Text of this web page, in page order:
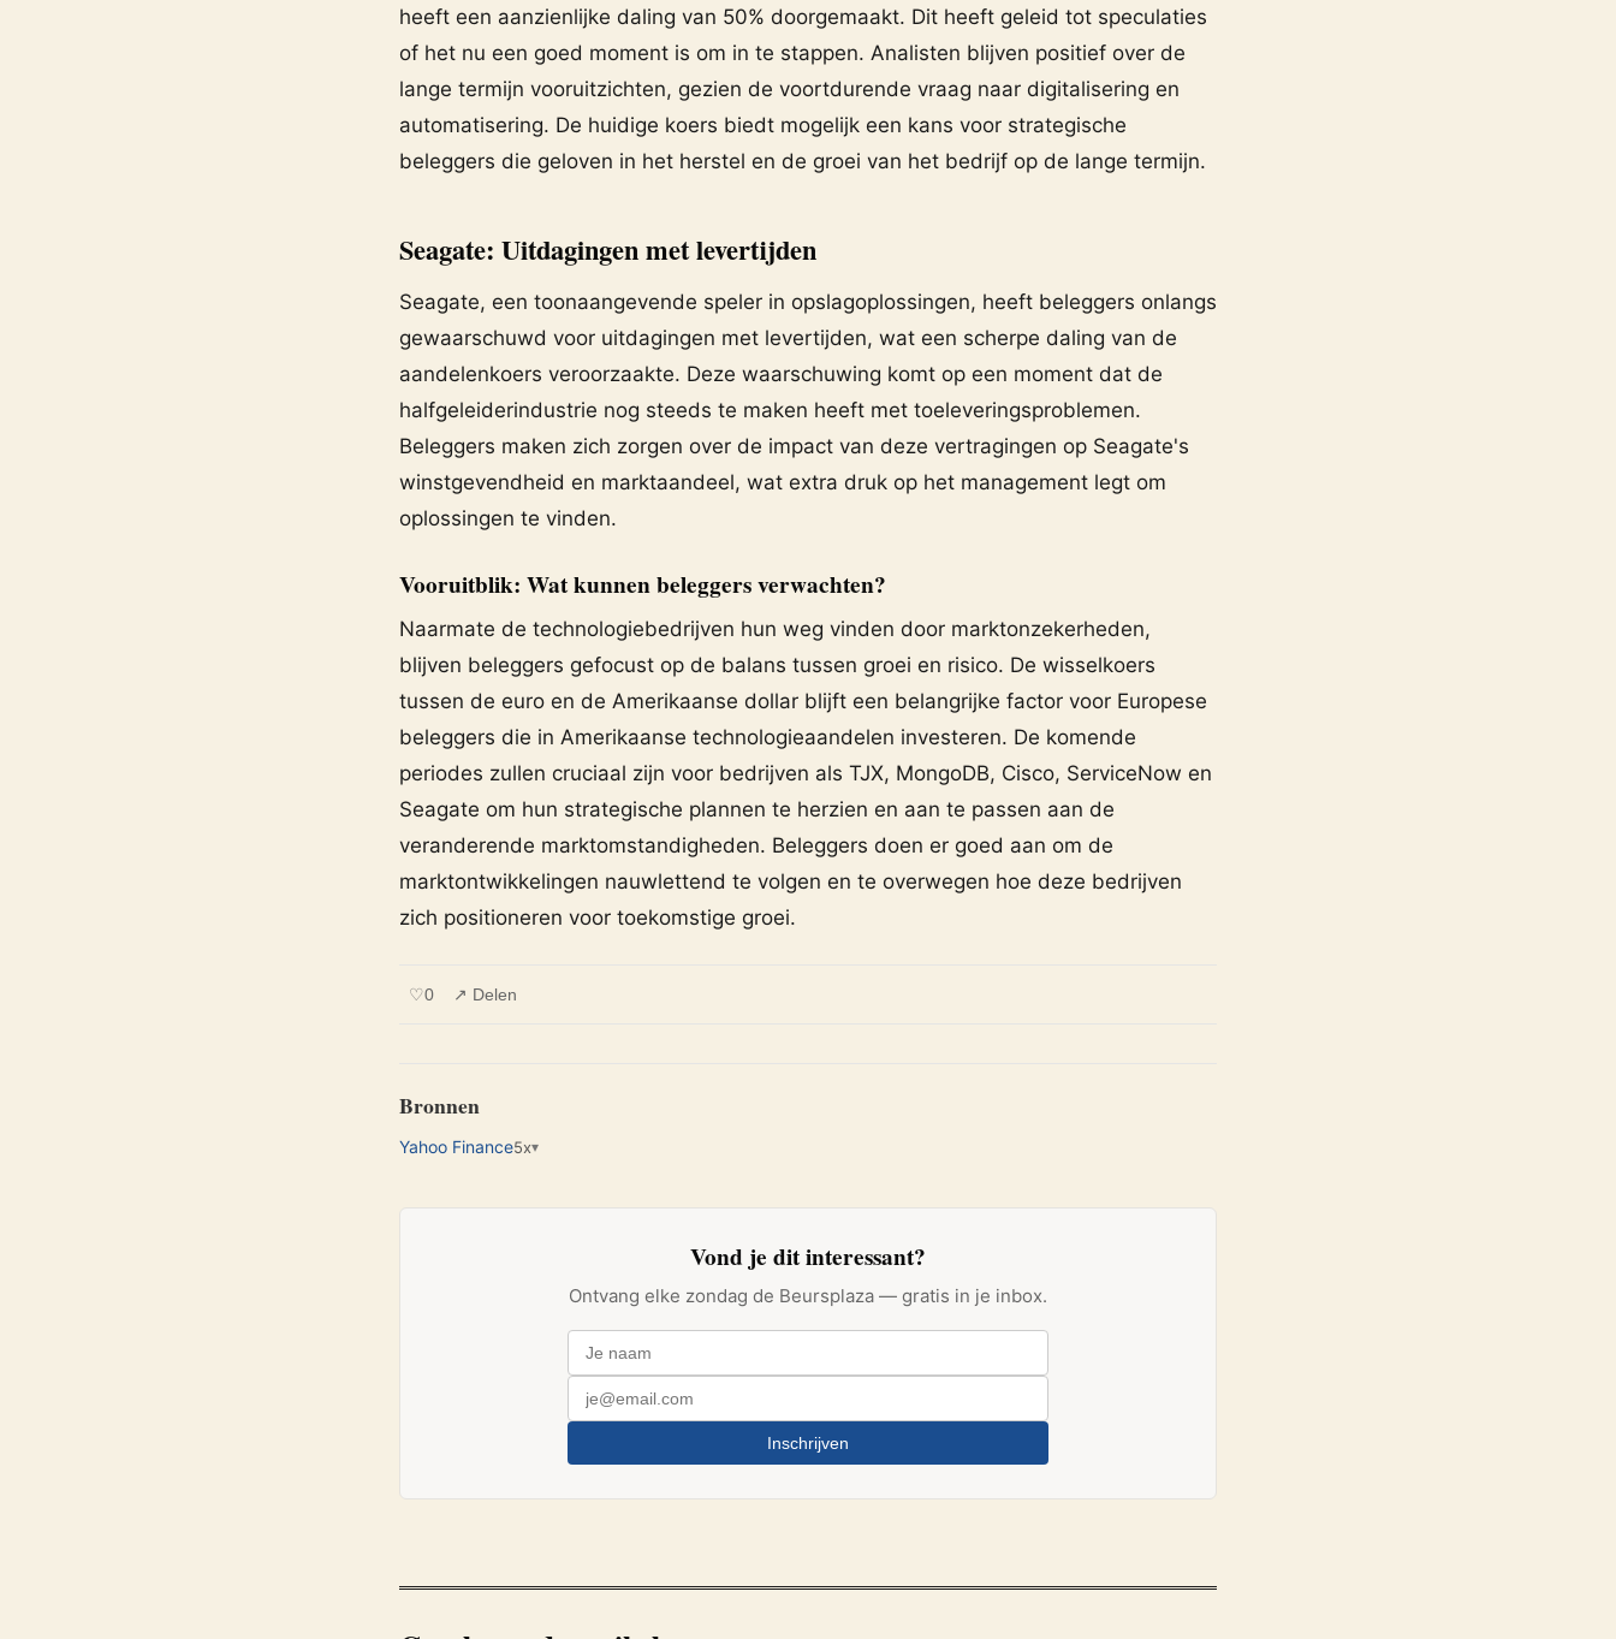
heeft een aanzienlijke daling van 50% doorgemaakt. Dit heeft geleid tot speculaties
of het nu een goed moment is om in te stappen. Analisten blijven positief over de
lange termijn vooruitzichten, gezien de voortdurende vraag naar digitalisering en
automatisering. De huidige koers biedt mogelijk een kans voor strategische
beleggers die geloven in het herstel en de groei van het bedrijf op de lange termijn.
Seagate: Uitdagingen met levertijden
Seagate, een toonaangevende speler in opslagoplossingen, heeft beleggers onlangs
gewaarschuwd voor uitdagingen met levertijden, wat een scherpe daling van de
aandelenkoers veroorzaakte. Deze waarschuwing komt op een moment dat de
halfgeleiderindustrie nog steeds te maken heeft met toeleveringsproblemen.
Beleggers maken zich zorgen over de impact van deze vertragingen op Seagate's
winstgevendheid en marktaandeel, wat extra druk op het management legt om
oplossingen te vinden.
Vooruitblik: Wat kunnen beleggers verwachten?
Naarmate de technologiebedrijven hun weg vinden door marktonzekerheden,
blijven beleggers gefocust op de balans tussen groei en risico. De wisselkoers
tussen de euro en de Amerikaanse dollar blijft een belangrijke factor voor Europese
beleggers die in Amerikaanse technologieaandelen investeren. De komende
periodes zullen cruciaal zijn voor bedrijven als TJX, MongoDB, Cisco, ServiceNow en
Seagate om hun strategische plannen te herzien en aan te passen aan de
veranderende marktomstandigheden. Beleggers doen er goed aan om de
marktontwikkelingen nauwlettend te volgen en te overwegen hoe deze bedrijven
zich positioneren voor toekomstige groei.
♡0 ↗ Delen
Bronnen
Yahoo Finance5x▾
Vond je dit interessant?
Ontvang elke zondag de Beursplaza — gratis in je inbox.
Inschrijven